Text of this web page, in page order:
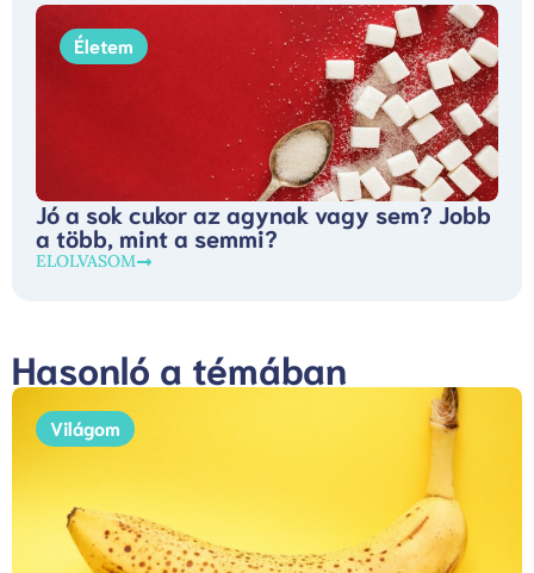
Életem
Jó a sok cukor az agynak vagy sem? Jobb
a több, mint a semmi?
ELOLVASOM
Hasonló a témában
Világom